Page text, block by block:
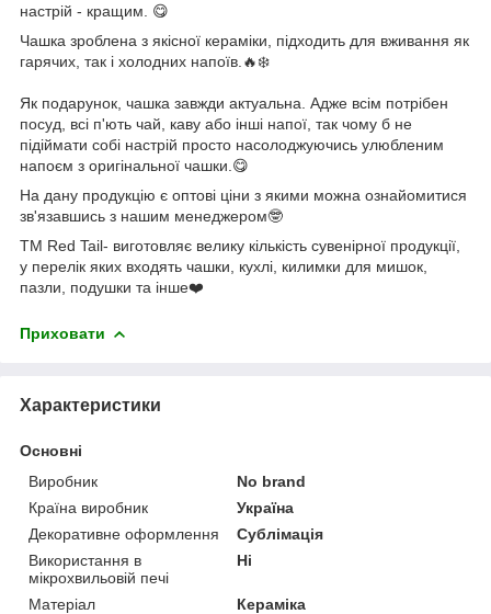
настрій - кращим. 😋
Чашка зроблена з якісної кераміки, підходить для вживання як
гарячих, так і холодних напоїв.🔥❄️
Як подарунок, чашка завжди актуальна. Адже всім потрібен
посуд, всі п'ють чай, каву або інші напої, так чому б не
підіймати собі настрій просто насолоджуючись улюбленим
напоєм з оригінальної чашки.😋
На дану продукцію є оптові ціни з якими можна ознайомитися
зв'язавшись з нашим менеджером🤓
ТМ Red Tail- виготовляє велику кількість сувенірної продукції,
у перелік яких входять чашки, кухлі, килимки для мишок,
пазли, подушки та інше❤️
Приховати
Характеристики
Основні
Виробник
No brand
Країна виробник
Україна
Декоративне оформлення
Сублімація
Використання в
мікрохвильовій печі
Ні
Матеріал
Кераміка